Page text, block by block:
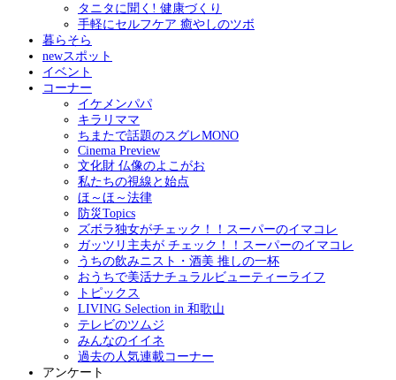
タニタに聞く! 健康づくり
手軽にセルフケア 癒やしのツボ
暮らそら
newスポット
イベント
コーナー
イケメンパパ
キラリママ
ちまたで話題のスグレMONO
Cinema Preview
文化財 仏像のよこがお
私たちの視線と始点
ほ～ほ～法律
防災Topics
ズボラ独女がチェック！！スーパーのイマコレ
ガッツリ主夫が チェック！！スーパーのイマコレ
うちの飲みニスト・酒美 推しの一杯
おうちで美活ナチュラルビューティーライフ
トピックス
LIVING Selection in 和歌山
テレビのツムジ
みんなのイイネ
過去の人気連載コーナー
アンケート